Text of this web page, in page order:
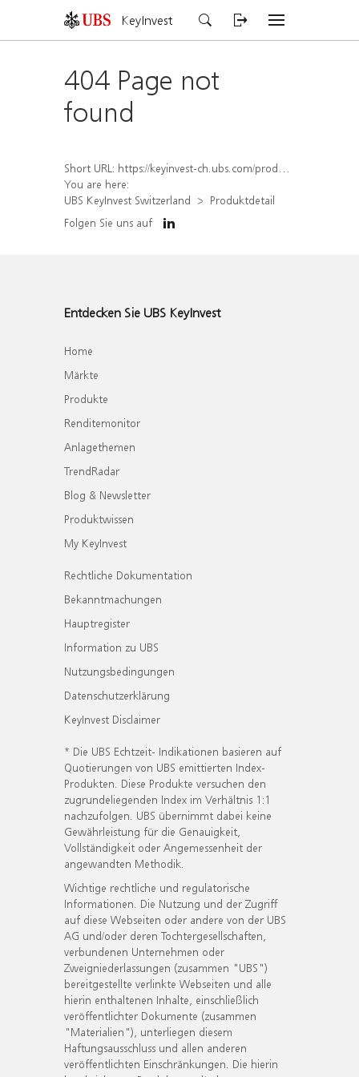
KeyInvest
404 Page not
found
Short URL: https://keyinvest-ch.ubs.com/produkt/detail/index/isin/CH1459074139
You are here:
UBS KeyInvest Switzerland
Produktdetail
Folgen Sie uns auf
Entdecken Sie UBS KeyInvest
Home
Märkte
Produkte
Renditemonitor
Anlagethemen
TrendRadar
Blog & Newsletter
Produktwissen
My KeyInvest
Rechtliche Dokumentation
Bekanntmachungen
Hauptregister
Information zu UBS
Nutzungsbedingungen
Datenschutzerklärung
KeyInvest Disclaimer
* Die UBS Echtzeit- Indikationen basieren auf
Quotierungen von UBS emittierten Index-
Produkten. Diese Produkte versuchen den
zugrundeliegenden Index im Verhältnis 1:1
nachzufolgen. UBS übernimmt dabei keine
Gewährleistung für die Genauigkeit,
Vollständigkeit oder Angemessenheit der
angewandten Methodik.
Wichtige rechtliche und regulatorische
Informationen. Die Nutzung und der Zugriff
auf diese Webseiten oder andere von der UBS
AG und/oder deren Tochtergesellschaften,
verbundenen Unternehmen oder
Zweigniederlassungen (zusammen "UBS")
bereitgestellte verlinkte Webseiten und alle
hierin enthaltenen Inhalte, einschließlich
veröffentlichter Dokumente (zusammen
"Materialien"), unterliegen diesem
Haftungsausschluss und allen anderen
veröffentlichten Einschränkungen. Die hierin